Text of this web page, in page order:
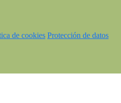
de cookies Protección de datos